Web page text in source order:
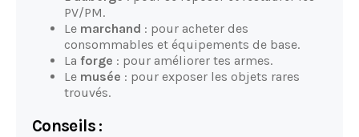
PV/PM.
Le marchand : pour acheter des
consommables et équipements de base.
La forge : pour améliorer tes armes.
Le musée : pour exposer les objets rares
trouvés.
Conseils :